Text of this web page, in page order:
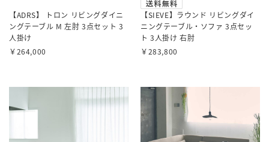
【ADRS】 トロン リビングダイニ
ングテーブル M 左肘 3点セット 3
人掛け
￥264,000
【SIEVE】ラウンド リビングダイ
ニングテーブル・ソファ 3点セッ
ト 3人掛け 右肘
￥283,800